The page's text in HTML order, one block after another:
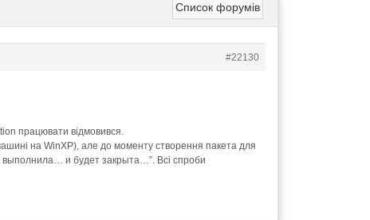
Список форумів
#22130
працювати відмовився.
на WinXP), але до моменту створення пакета для
выполнила… и будет закрыта…”. Всі спроби